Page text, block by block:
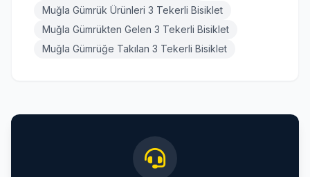
Muğla Gümrük Ürünleri 3 Tekerli Bisiklet
Muğla Gümrükten Gelen 3 Tekerli Bisiklet
Muğla Gümrüğe Takılan 3 Tekerli Bisiklet